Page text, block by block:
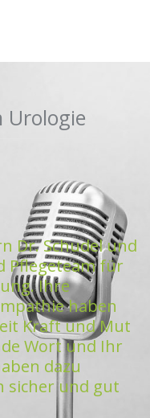
Urologie
Dr. Schudel und
Pflegeteam für
Ihre
haben
Kraft und Mut
Wort und Ihr
dazu
sicher und gut